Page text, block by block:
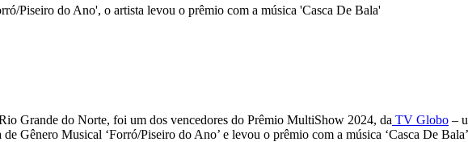
Piseiro do Ano', o artista levou o prêmio com a música 'Casca De Bala'
Grande do Norte, foi um dos vencedores do Prêmio MultiShow 2024, da TV Globo –
Gênero Musical ‘Forró/Piseiro do Ano’ e levou o prêmio com a música ‘Casca De